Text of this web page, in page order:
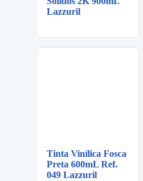
Lazzuril
Tinta Vinílica Fosca
Preta 600mL Ref.
049 Lazzuril